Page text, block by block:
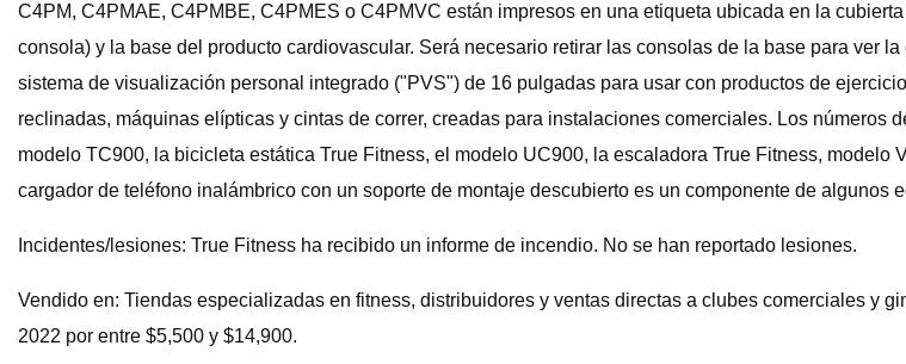
C4PM, C4PMAE, C4PMBE, C4PMES o C4PMVC están impresos en una etiqueta ubicada en la
consola) y la base del producto cardiovascular. Será necesario retirar las consolas de la base para ver
sistema de visualización personal integrado ("PVS") de 16 pulgadas para usar con productos de
reclinadas, máquinas elípticas y cintas de correr, creadas para instalaciones comerciales. Los
modelo TC900, la bicicleta estática True Fitness, el modelo UC900, la escaladora True Fitness,
cargador de teléfono inalámbrico con un soporte de montaje descubierto es un componente de algunos
Incidentes/lesiones: True Fitness ha recibido un informe de incendio. No se han reportado lesiones.
Vendido en: Tiendas especializadas en fitness, distribuidores y ventas directas a clubes comerciales y
2022 por entre $5,500 y $14,900.